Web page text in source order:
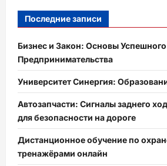
Последние записи
Бизнес и Закон: Основы Успешного
Предпринимательства
Университет Синергия:
Автозапчасти: Сигналы заднего
для безопасности на дороге
Дистанционное обучение по
тренажёрами онлайн